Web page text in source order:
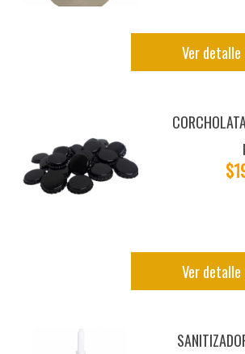
Ver detalle
Ver detalle